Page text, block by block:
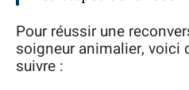
Pour réussir une
soigneur animalier, voici
suivre :